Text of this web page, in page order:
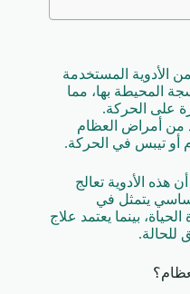
الأدوية المستخدمة
المحيطة بها، مما
على الحركة.
من أمراض العظام
أو تيبس في الحركة.
هذه الأدوية تعالج
يتمثل في
بينما يعتمد علاج
للحالة.